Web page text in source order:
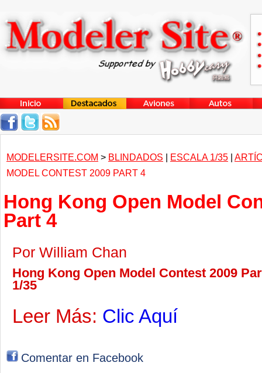
MODELERSITE.COM > BLINDADOS | ESCALA 1/35 |
MODEL CONTEST 2009 PART 4
Hong Kong Open Model
Part 4
Por William Chan
Hong Kong Open Model Contest 2009
1/35
Leer Más: Clic Aquí
Comentar en Facebook